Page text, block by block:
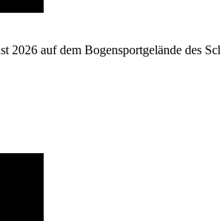
auf dem Bogensportgelände des